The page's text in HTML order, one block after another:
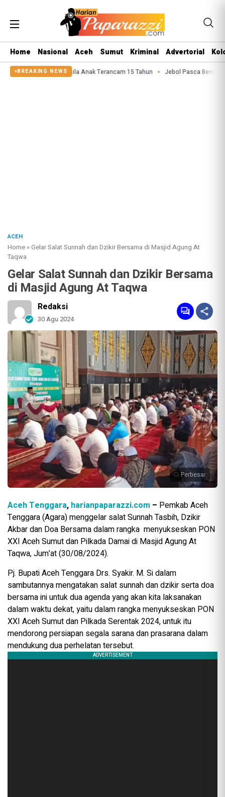
Home Nasional Aceh Sumut Kriminal Advertorial
BREAKING NEWS
Pelaku Asusila Anak Terancam 15 Tahun Jebol Pasca Bencana 2025,
ACEH
Home »Gelar Salat Sunnah dan Dzikir Bersama di Masjid Agung At
Taqwa
Gelar Salat Sunnah dan Dzikir Bersama
di Masjid Agung At Taqwa
Redaksi
30 Agu 2024
Perbesar
Aceh Tenggara, harianpaparazzi.com – Pemkab Aceh
Tenggara (Agara) menggelar salat Sunnah Tasbih, Dzikir
Akbar dan Doa Bersama dalam rangka menyukseskan PON
XXI Aceh Sumut dan Pilkada Damai di Masjid Agung At
Taqwa, Jum’at (30/08/2024).
Pj. Bupati Aceh Tenggara Drs. Syakir. M. Si dalam
sambutannya mengatakan salat sunnah dan dzikir serta doa
bersama ini untuk dua agenda yang akan kita laksanakan
dalam waktu dekat, yaitu dalam rangka menyukseskan PON
XXI Aceh Sumut dan Pilkada Serentak 2024, untuk itu
mendorong persiapan segala sarana dan prasarana dalam
mendukung dua perhelatan tersebut.